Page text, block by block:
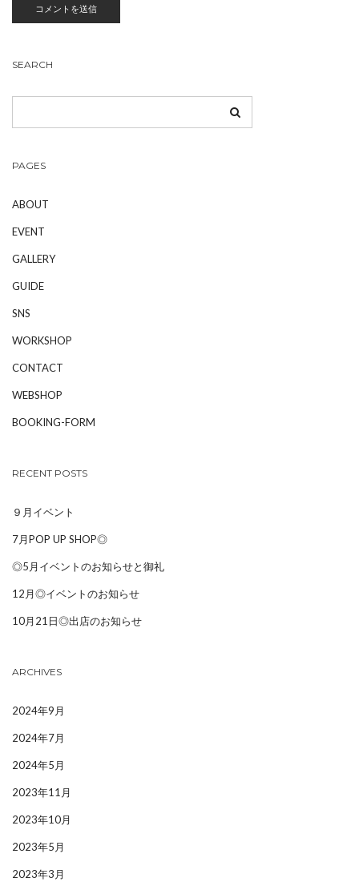
SEARCH
PAGES
ABOUT
EVENT
GALLERY
GUIDE
SNS
WORKSHOP
CONTACT
WEBSHOP
BOOKING-FORM
RECENT POSTS
９月イベント
7月POP UP SHOP◎
◎5月イベントのお知らせと御礼
12月◎イベントのお知らせ
10月21日◎出店のお知らせ
ARCHIVES
2024年9月
2024年7月
2024年5月
2023年11月
2023年10月
2023年5月
2023年3月